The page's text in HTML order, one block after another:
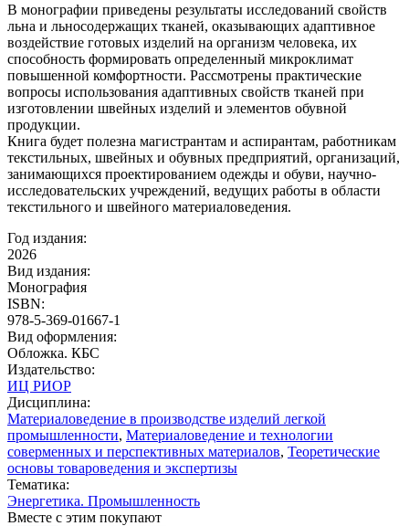
В монографии приведены результаты исследований свойств
льна и льносодержащих тканей, оказывающих адаптивное
воздействие готовых изделий на организм человека, их
способность формировать определенный микроклимат
повышенной комфортности. Рассмотрены практические
вопросы использования адаптивных свойств тканей при
изготовлении швейных изделий и элементов обувной
продукции.
Книга будет полезна магистрантам и аспирантам, работникам
текстильных, швейных и обувных предприятий, организаций,
занимающихся проектированием одежды и обуви, научно-
исследовательских учреждений, ведущих работы в области
текстильного и швейного материаловедения.
Год издания:
2026
Вид издания:
Монография
ISBN:
978-5-369-01667-1
Вид оформления:
Обложка. КБС
Издательство:
ИЦ РИОР
Дисциплина:
Материаловедение в производстве изделий легкой
промышленности, Материаловедение и технологии
соверменных и перспективных материалов, Теоретические
основы товароведения и экспертизы
Тематика:
Энергетика. Промышленность
Вместе с этим покупают